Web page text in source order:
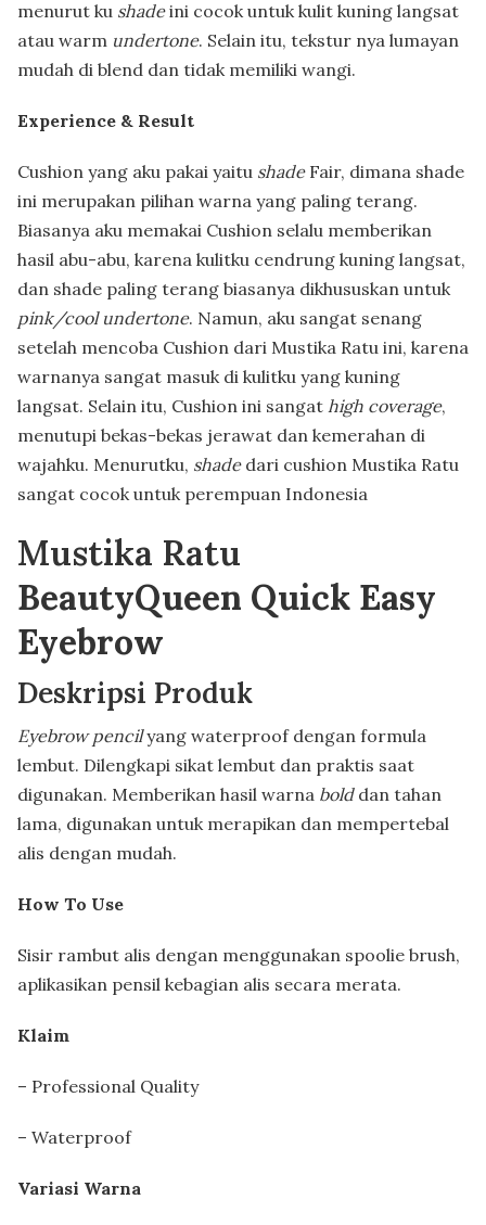
menurut ku shadeini cocok untuk kulit kuning langsat
atau warm undertone. Selain itu, tekstur nya lumayan
mudah di blend dan tidak memiliki wangi.
Experience & Result
Cushion yang aku pakai yaitu shadeFair, dimana shade
ini merupakan pilihan warna yang paling terang.
Biasanya aku memakai Cushion selalu memberikan
hasil abu-abu, karena kulitku cendrung kuning langsat,
dan shade paling terang biasanya dikhususkan untuk
pink/cool undertone. Namun, aku sangat senang
setelah mencoba Cushion dari Mustika Ratu ini, karena
warnanya sangat masuk di kulitku yang kuning
langsat. Selain itu, Cushion ini sangat high coverage,
menutupi bekas-bekas jerawat dan kemerahan di
wajahku. Menurutku, shadedari cushion Mustika Ratu
sangat cocok untuk perempuan Indonesia
Mustika Ratu
BeautyQueen Quick Easy
Eyebrow
Deskripsi Produk
Eyebrow pencilyang waterproof dengan formula
lembut. Dilengkapi sikat lembut dan praktis saat
digunakan. Memberikan hasil warna bolddan tahan
lama, digunakan untuk merapikan dan mempertebal
alis dengan mudah.
How To Use
Sisir rambut alis dengan menggunakan spoolie brush,
aplikasikan pensil kebagian alis secara merata.
Klaim
– Professional Quality
– Waterproof
Variasi Warna